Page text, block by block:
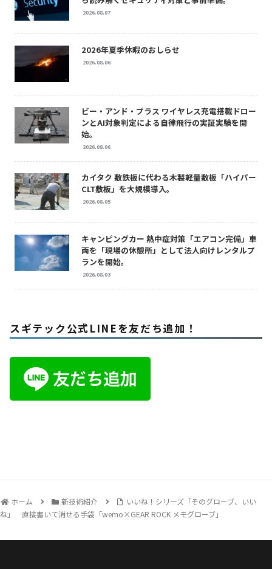
2026.08.07
2026年夏季休暇のおしらせ
2026.08.06
ビー・アンド・プラス ワイヤレス充電搭載ドロー
ンとAI対象判定による自律飛行の実証実験を開
始。
2026.08.06
カイタク 敷鉄板に代わる木製軽量敷板「ハイパー
CLT敷板」を大規模導入。
2026.08.05
キャンピングカー 熱中症対策「エアコン完備」車
両を「現場の休憩所」として法人向けレンタルプ
ランを開始。
2026.08.03
スギテック公式LINEを友だち追加！
ホーム 新技術紹介
いいね！シリーズ「そのグローブ、いい
ね」 直接書いて消せる手袋「wemo×GEAR ROCK メモグローブ」